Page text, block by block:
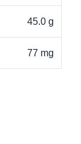
45.0 g
77 mg